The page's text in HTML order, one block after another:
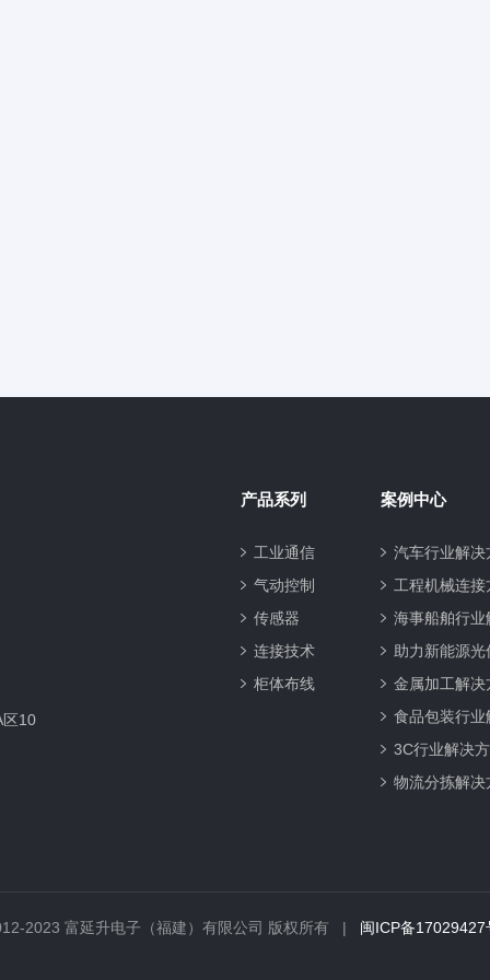
区10
产品系列
工业通信
气动控制
传感器
连接技术
柜体布线
案例中心
汽车行业解决
工程机械连接
海事船舶行业
助力新能源光
金属加工解决
食品包装行业
3C行业解决
物流分拣解决
2023 富延升电子（福建）有限公司 版权所有 | 闽ICP备17029427